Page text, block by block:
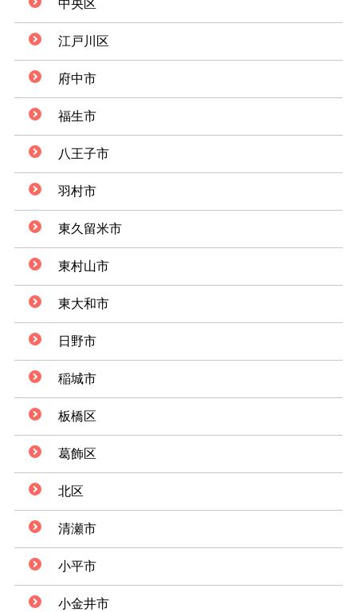
中央区
江戸川区
府中市
福生市
八王子市
羽村市
東久留米市
東村山市
東大和市
日野市
稲城市
板橋区
葛飾区
北区
清瀬市
小平市
小金井市